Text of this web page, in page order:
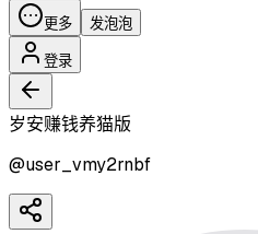
更多 发泡泡
登录
岁安赚钱养猫版
@user_vmy2rnbf